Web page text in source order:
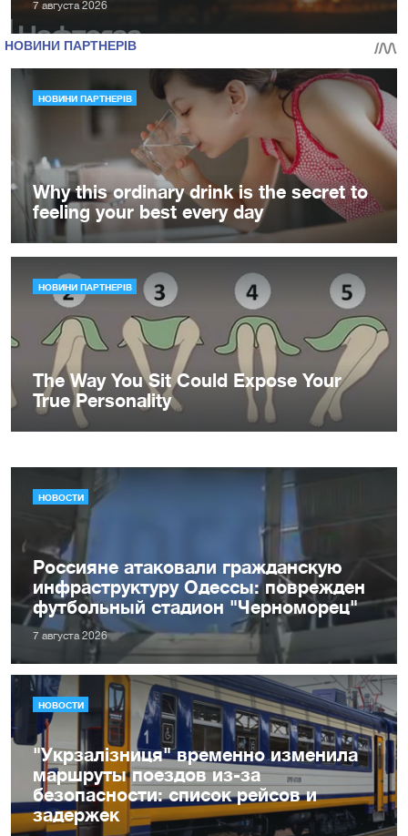
7 августа 2026
НОВОСТИ
Россияне атаковали гражданскую
инфраструктуру Одессы: поврежден
футбольный стадион "Черноморец"
7 августа 2026
НОВОСТИ
"Укрзалізниця" временно изменила
маршруты поездов из-за
безопасности: список рейсов и
задержек